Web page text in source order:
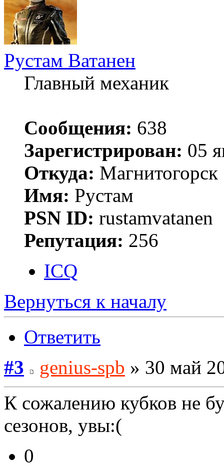
Рустам Ватанен
Главный механик
Сообщения: 638
Зарегистрирован: 05
Откуда: Магнитогорск
Имя: Рустам
PSN ID: rustamvatanen
Репутация: 256
ICQ
Вернуться к началу
Ответить
#3
genius-spb » 30 май
К сожалению кубков не
сезонов, увы:(
0